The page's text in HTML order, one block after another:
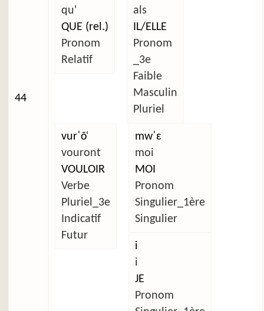
44
qu'
QUE (rel.)
Pronom
Relatif
als
IL/ELLE
Pronom
_3e
Faible
Masculin
Pluriel
vurˈõ̜
vouront
VOULOIR
Verbe
Pluriel_3e
Indicatif
Futur
mwˈɛ
moi
MOI
Pronom
Singulier_1ère
Singulier
i
i
JE
Pronom